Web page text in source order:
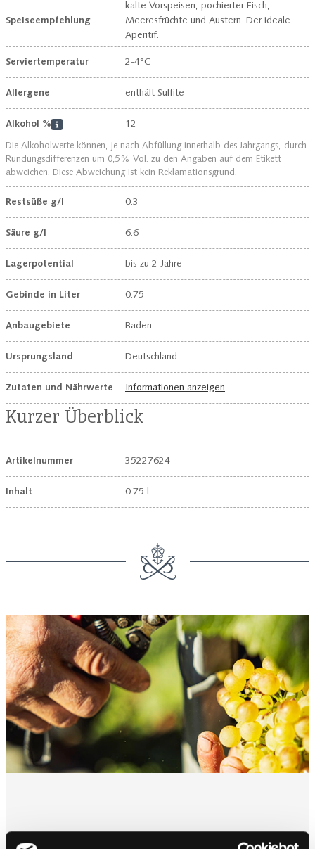
Speiseempfehlung
kalte Vorspeisen, pochierter Fisch,
Meeresfrüchte und Austern. Der ideale
Aperitif.
Serviertemperatur 2-4°C
Allergene enthält Sulfite
Alkohol % 12
Die Alkoholwerte können, je nach Abfüllung innerhalb des Jahrgangs, durch
Rundungsdifferenzen um 0,5% Vol. zu den Angaben auf dem Etikett
abweichen. Diese Abweichung ist kein Reklamationsgrund.
Restsüße g/l 0.3
Säure g/l 6.6
Lagerpotential bis zu 2 Jahre
Gebinde in Liter 0.75
Anbaugebiete Baden
Ursprungsland Deutschland
Zutaten und Nährwerte Informationen anzeigen
Kurzer Überblick
Artikelnummer 35227624
Inhalt 0.75 l
UNSERE GARANTIE